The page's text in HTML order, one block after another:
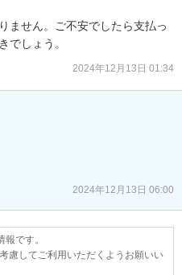
ません。ご不安でしたら支払っ
でしょう。
2024年12月13日 01:34
2024年12月13日 06:00
です。
慮してご利用いただくようお願いい